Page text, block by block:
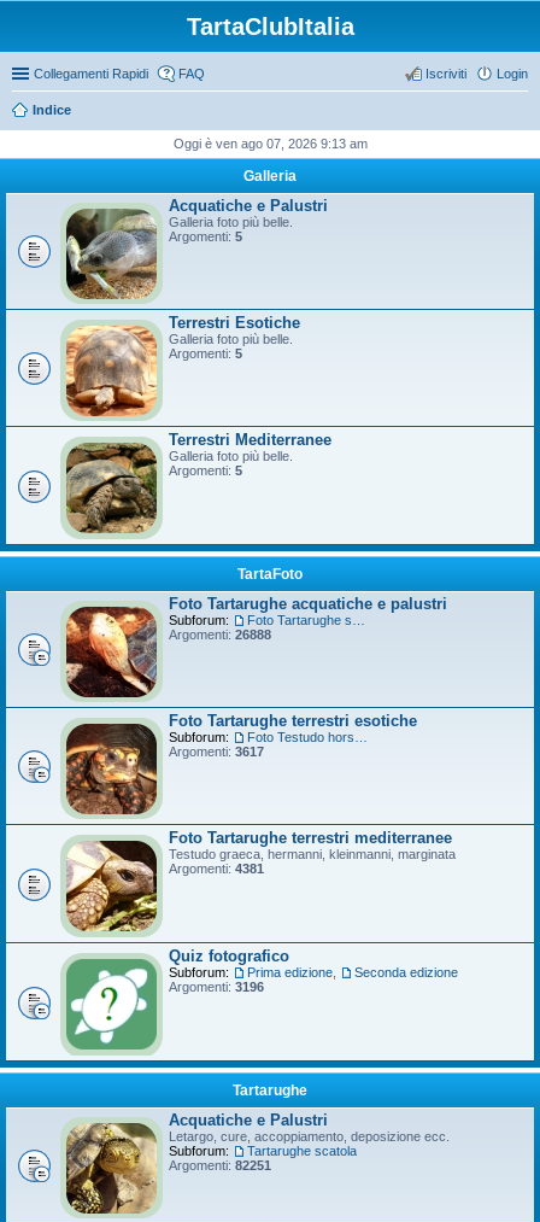
TartaClubItalia
Collegamenti Rapidi FAQ Login
Iscriviti
Indice
Oggi è ven ago 07, 2026 9:13 am
Galleria
Acquatiche e Palustri
Galleria foto più belle.
Argomenti: 5
Terrestri Esotiche
Galleria foto più belle.
Argomenti: 5
Terrestri Mediterranee
Galleria foto più belle.
Argomenti: 5
TartaFoto
Foto Tartarughe acquatiche e palustri
Subforum:
Argomenti: 26888
Foto Tartarughe terrestri esotiche
Subforum:
Argomenti: 3617
Foto Tartarughe terrestri mediterranee
Testudo graeca, hermanni, kleinmanni, marginata
Argomenti: 4381
Quiz fotografico
Subforum: Prima edizione
Seconda edizione
Argomenti: 3196
Tartarughe
Acquatiche e Palustri
Letargo, cure, accoppiamento, deposizione ecc.
Subforum:
Tartarughe scatola
Argomenti: 82251